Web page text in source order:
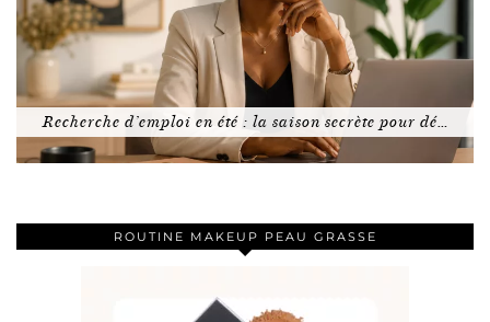
Recherche d’emploi en été : la saison secrète pour dé…
ROUTINE MAKEUP PEAU GRASSE